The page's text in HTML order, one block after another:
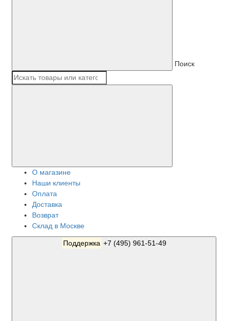
Поиск
О магазине
Наши клиенты
Оплата
Доставка
Возврат
Склад в Москве
Поддержка +7 (495) 961-51-49